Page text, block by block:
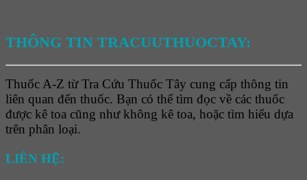
THÔNG TIN TRACUUTHUOCTAY:
Thuốc A-Z từ Tra Cứu Thuốc Tây cung cấp thông tin
liên quan đến thuốc. Bạn có thể tìm đọc về các thuốc
được kê toa cũng như không kê toa, hoặc tìm hiểu dựa
trên phân loại.
LIÊN HỆ: